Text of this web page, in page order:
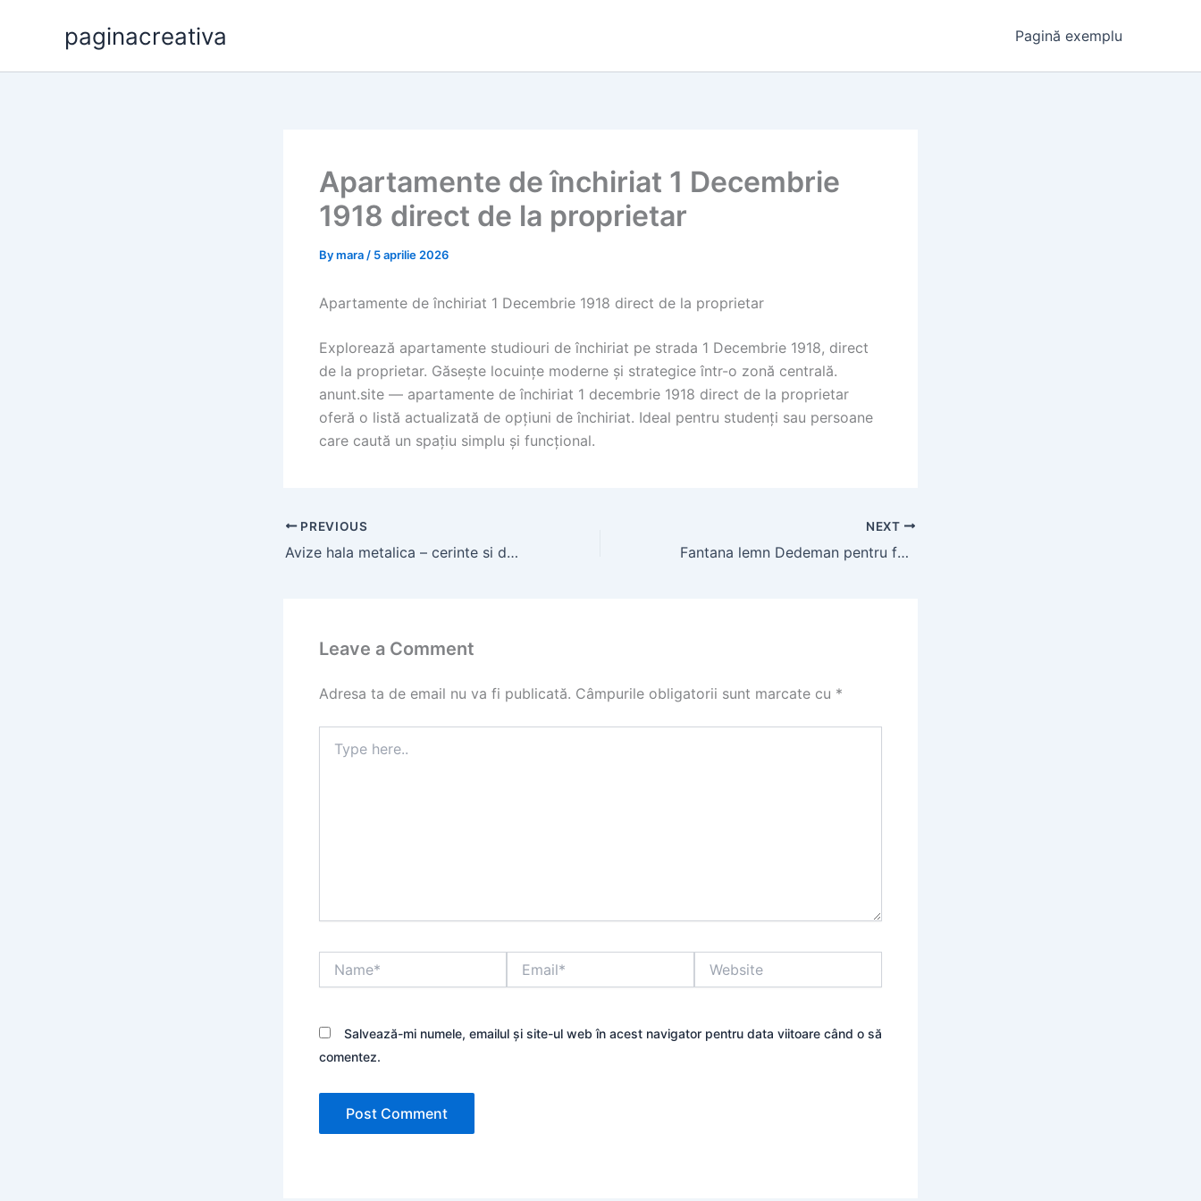
paginacreativa Pagină exemplu
Apartamente de închiriat 1 Decembrie
1918 direct de la proprietar
Bymara / 5 aprilie 2026
Apartamente de închiriat 1 Decembrie 1918 direct de la proprietar
Explorează apartamente studiouri de închiriat pe strada 1 Decembrie 1918, direct
de la proprietar. Găsește locuințe moderne și strategice într-o zonă centrală.
anunt.site — apartamente de închiriat 1 decembrie 1918 direct de la proprietar
oferă o listă actualizată de opțiuni de închiriat. Ideal pentru studenți sau persoane
care caută un spațiu simplu și funcțional.
PREVIOUS
Avize hala metalica – cerinte si documentatie
NEXT
Fantana lemn Dedeman pentru foraje și puțuri
Leave a Comment
Adresa ta de email nu va fi publicată. Câmpurile obligatorii sunt marcate cu *
here..
Salvează-mi numele, emailul și site-ul web în acest navigator pentru data viitoare când o să
comentez.